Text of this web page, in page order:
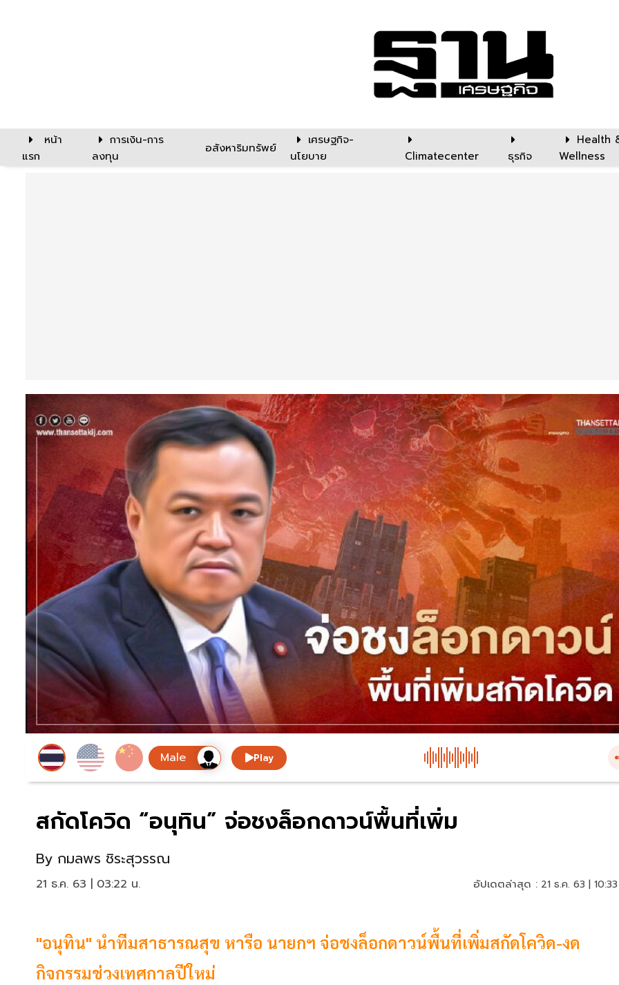
หน้า
แรก
การเงิน-การ
ลงทุน
อสังหาริมทรัพย์
เศรษฐกิจ-
นโยบาย
Climatecenter ธุรกิจ
Health
Wellness
Play
สกัดโควิด “อนุทิน” จ่อชงล็อกดาวน์พื้นที่เพิ่ม
By กมลพร ชิระสุวรรณ
21 ธ.ค. 63 | 03:22 น. อัปเดตล่าสุด : 21 ธ.ค. 63 |
"อนุทิน" นำทีมสาธารณสุข หารือ นายกฯ จ่อชงล็อกดาวน์พื้นที่เพิ่มสกัดโควิด-งด
กิจกรรมช่วงเทศกาลปีใหม่